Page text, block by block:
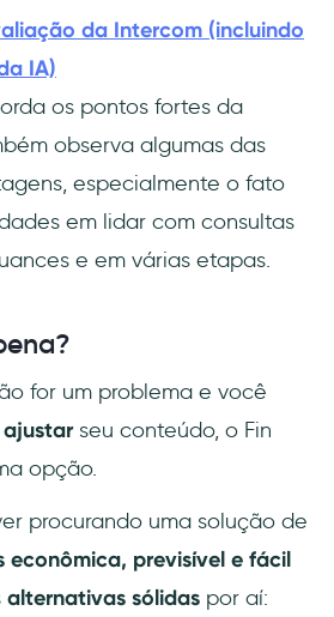
da Intercom (incluindo
IA)
os pontos fortes da
observa algumas das
especialmente o fato
em lidar com consultas
e em várias etapas.
for um problema e você
ajustarseu conteúdo, o Fin
opção.
procurando uma solução de
econômica, previsível e fácil
alternativas sólidas por aí: